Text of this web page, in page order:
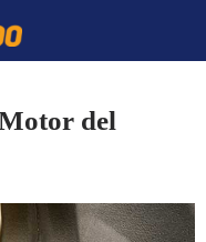
del